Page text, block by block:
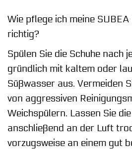
Wie pflege ich meine
richtig?
Spülen Sie die Schuhe nach
gründlich mit kaltem oder
Süßwasser aus. Vermeiden
von aggressiven
Weichspülern. Lassen Sie
anschließend an der Luft
vorzugsweise an einem gut